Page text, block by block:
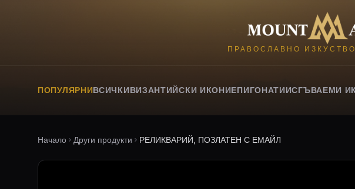
Mount
ПРАВОСЛАВНО
ПОПУЛЯРНИВСИЧКИВИЗАНТИЙСКИ ИКОНИЕПИГОНАТИИСГЪВАЕМИ
Начало Други продукти РЕЛИКВАРИЙ, ПОЗЛАТЕН С ЕМАЙЛ